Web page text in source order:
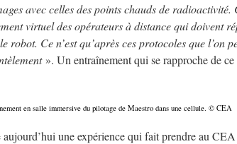
avec celles des points chauds de radioactivité.
virtuel des opérateurs à distance qui doivent
robot. Ce n’est qu’après ces protocoles que l’on
». Un entraînement qui se rapproche de
en salle immersive du pilotage de Maestro dans une cellule. © CEA
une expérience qui fait prendre au